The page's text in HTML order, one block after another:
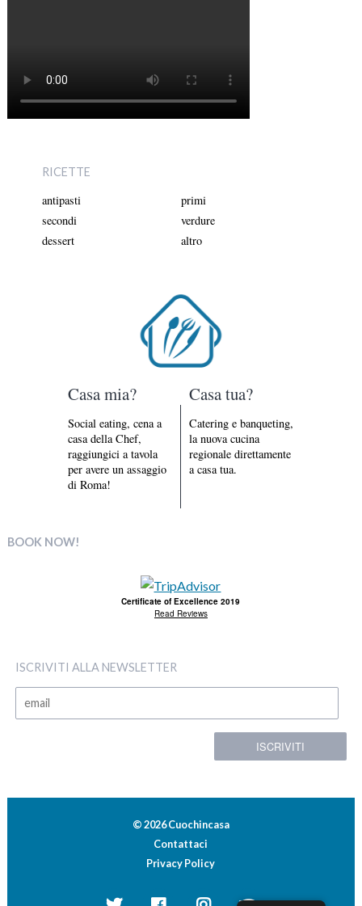
RICETTE
antipasti
primi
secondi
verdure
dessert
altro
Casa mia?
Social eating, cena a
casa della Chef,
raggiungici a tavola
per avere un assaggio
di Roma!
Casa tua?
Catering e banqueting,
la nuova cucina
regionale direttamente
a casa tua.
BOOK NOW!
Certificate of Excellence 2019
Read Reviews
ISCRIVITI ALLA NEWSLETTER
© 2026 Cuochincasa
Contattaci
Privacy Policy